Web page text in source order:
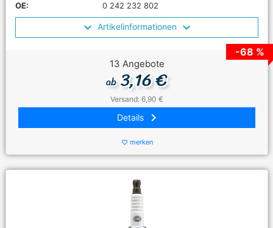
OE:
0 242 232 802
Artikelinformationen
-68 %
13 Angebote
ab3,16 €
Versand: 6,90 €
Details keyboard_arrow_right
favorite_border merken